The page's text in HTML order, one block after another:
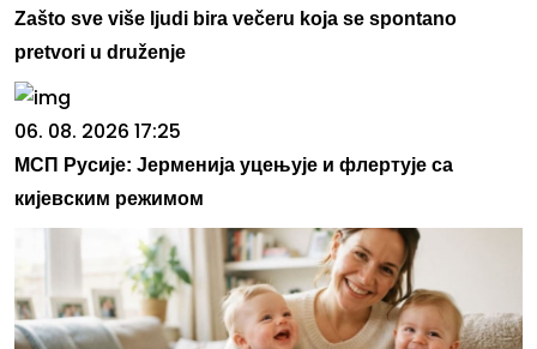
Zašto sve više ljudi bira večeru koja se spontano
pretvori u druženje
06. 08. 2026 17:25
МСП Русије: Јерменија уцењује и флертује са
кијевским режимом